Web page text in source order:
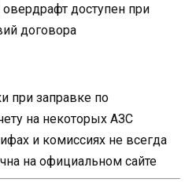
доступен при
договора
при заправке по
на некоторых АЗС
и комиссиях не всегда
на официальном сайте